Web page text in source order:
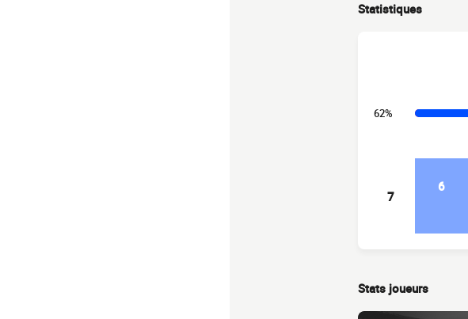
Statistiques
62%
7
6
Stats joueurs